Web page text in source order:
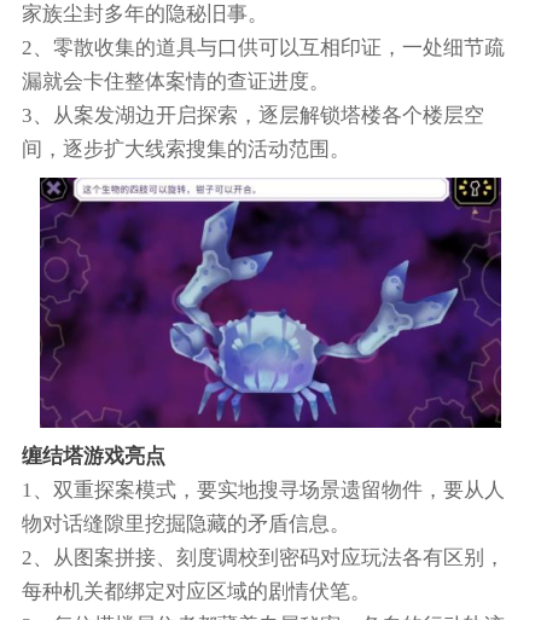
家族尘封多年的隐秘旧事。
2、零散收集的道具与口供可以互相印证，一处细节疏
漏就会卡住整体案情的查证进度。
3、从案发湖边开启探索，逐层解锁塔楼各个楼层空
间，逐步扩大线索搜集的活动范围。
缠结塔游戏亮点
1、双重探案模式，要实地搜寻场景遗留物件，要从人
物对话缝隙里挖掘隐藏的矛盾信息。
2、从图案拼接、刻度调校到密码对应玩法各有区别，
每种机关都绑定对应区域的剧情伏笔。